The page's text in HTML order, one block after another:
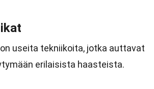
useita tekniikoita, jotka auttavat
erilaisista haasteista.